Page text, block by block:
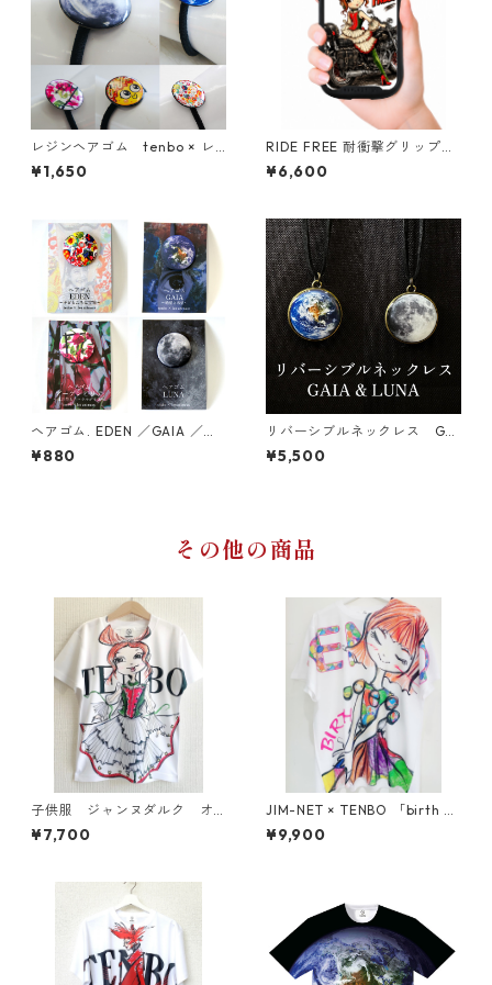
レジンヘアゴム tenbo × レ
ザニモ
¥1,650
RIDE FREE 耐衝撃グリップケ
ース iPhone対応
¥6,600
ヘアゴム. EDEN ／GAIA ／ブ
ーゲンビリア／LUNA
¥880
リバーシブルネックレス GAI
A & LUNA
¥5,500
その他の商品
子供服 ジャンヌダルク オ
ーバープリント ドライTシャ
ツ
¥7,700
JIM-NET × TENBO 「birth gi
rl」ドライメッシュTシャツ 大
人〜子ども
¥9,900